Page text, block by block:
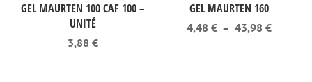
GEL MAURTEN 100 CAF 100 –
UNITÉ
3,88€
GEL MAURTEN 160
4,48 € – 43,98 €Plage